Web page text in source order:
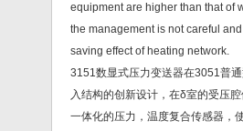
equipment are higher than that of
the management is not careful
saving effect of heating network.
3151数显式压力变送器在3051普
入结构的创新设计，在δ室的受压
一体化的压力，温度复合传感器，